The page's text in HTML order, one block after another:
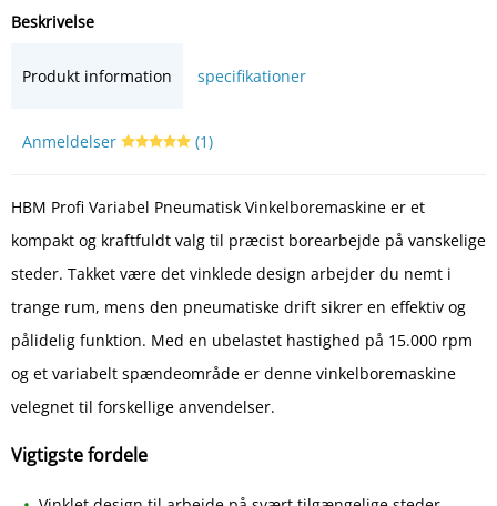
Beskrivelse
Produkt information specifikationer
Anmeldelser (1)
HBM Profi Variabel Pneumatisk Vinkelboremaskine er et
kompakt og kraftfuldt valg til præcist borearbejde på vanskelige
steder. Takket være det vinklede design arbejder du nemt i
trange rum, mens den pneumatiske drift sikrer en effektiv og
pålidelig funktion. Med en ubelastet hastighed på 15.000 rpm
og et variabelt spændeområde er denne vinkelboremaskine
velegnet til forskellige anvendelser.
Vigtigste fordele